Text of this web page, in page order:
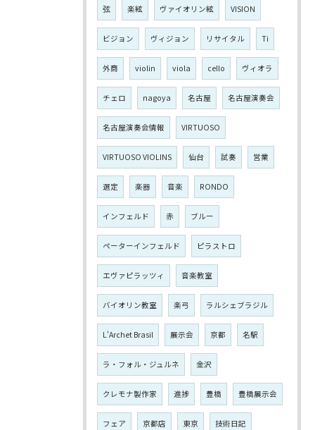
弦 楽絃 ヴァイオリン絃 VISION
ビジョン ヴィジョン リサイタル Ti
外商 violin viola cello ヴィオラ
チェロ nagoya 名古屋 名古屋演奏会
名古屋演奏会情報 VIRTUOSO
VIRTUOSO VIOLINS 仙台 試奏 営業
選定 楽器 音楽 RONDO
インフェルド 赤 ブルー
ペーターインフェルド ピラストロ
エヴァピラッツィ 音楽教室
バイオリン教室 楽弓 ラルシェブラジル
L'Archet Brasil 展示会 京都 名駅
ラ・フォル・ジュルネ 金沢
クレモナ製作家 進捗 豊橋 豊橋展示会
フェア 京都店 東京 技術日記